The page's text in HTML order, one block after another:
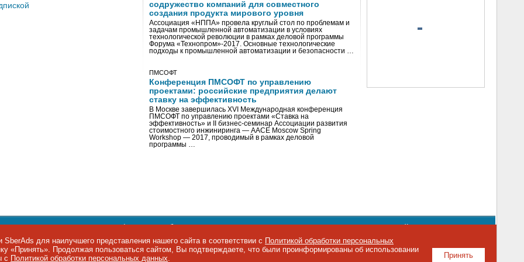
содружество компаний для совместного
создания продукта мирового уровня
Ассоциация «НППА» провела круглый стол по проблемам и
задачам промышленной автоматизации в условиях
технологической революции в рамках деловой программы
Форума «Технопром»-2017. Основные технологические
подходы к промышленной автоматизации и безопасности …
ПМСОФТ
Конференция ПМСОФТ по управлению
проектами: российские предприятия делают
ставку на эффективность
В Москве завершилась XVI Международная конференция
ПМСОФТ по управлению проектами «Ставка на
эффективность» и II бизнес-семинар Ассоциации развития
стоимостного инжиниринга — AACE Moscow Spring
Workshop — 2017, проводимый в рамках деловой
программы …
персональных данных,информация об авторских правах и порядке использования материалов сайта
+7 495 974-22-60. Факс: +7 495 974-22-63. E-mail:
siteeditor@iemag.ru
IT-рынка Принять
для наилучшего представления нашего сайта в соответствии с Политикой обработки персональных
«Принять». Продолжая пользоваться сайтом, Вы подтверждаете, что были проинформированы об использовании
с Политикой обработки персональных данных.